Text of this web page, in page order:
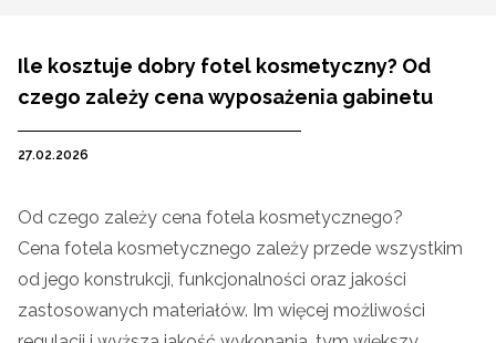
Ile kosztuje dobry fotel kosmetyczny? Od
czego zależy cena wyposażenia gabinetu
27.02.2026
Od czego zależy cena fotela kosmetycznego?
Cena fotela kosmetycznego zależy przede wszystkim
od jego konstrukcji, funkcjonalności oraz jakości
zastosowanych materiałów. Im więcej możliwości